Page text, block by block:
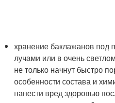
хранение баклажанов
лучами или в очень
не только начнут быстро
особенности состава и
нанести вред здоровью